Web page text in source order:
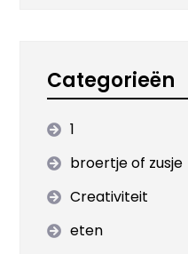
Categorieën
1
broertje of zusje
Creativiteit
eten